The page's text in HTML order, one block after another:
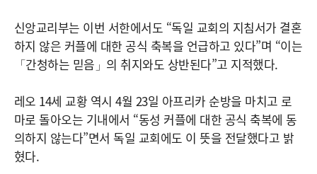
신앙교리부는 이번 서한에서도 “독일 교회의 지침서가 결혼
하지 않은 커플에 대한 공식 축복을 언급하고 있다”며 “이는
「간청하는 믿음」의 취지와도 상반된다”고 지적했다.
레오 14세 교황 역시 4월 23일 아프리카 순방을 마치고 로
마로 돌아오는 기내에서 “동성 커플에 대한 공식 축복에 동
의하지 않는다”면서 독일 교회에도 이 뜻을 전달했다고 밝
혔다.